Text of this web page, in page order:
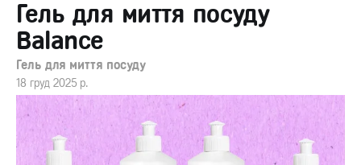
Гель для миття посуду
Balance
Гель для миття посуду
18 груд 2025 р.